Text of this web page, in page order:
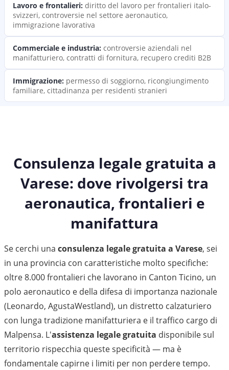
Lavoro e frontalieri: diritto del lavoro per frontalieri italo-
svizzeri, controversie nel settore aeronautico,
immigrazione lavorativa
Commerciale e industria: controversie aziendali nel
manifatturiero, contratti di fornitura, recupero crediti B2B
Immigrazione: permesso di soggiorno, ricongiungimento
familiare, cittadinanza per residenti stranieri
Consulenza legale gratuita a
Varese: dove rivolgersi tra
aeronautica, frontalieri e
manifattura
Se cerchi una consulenza legale gratuita a Varese, sei
in una provincia con caratteristiche molto specifiche:
oltre 8.000 frontalieri che lavorano in Canton Ticino, un
polo aeronautico e della difesa di importanza nazionale
(Leonardo, AgustaWestland), un distretto calzaturiero
con lunga tradizione manifatturiera e il traffico cargo di
Malpensa. L'assistenza legale gratuita disponibile sul
territorio rispecchia queste specificità — ma è
fondamentale capirne i limiti per non perdere tempo.